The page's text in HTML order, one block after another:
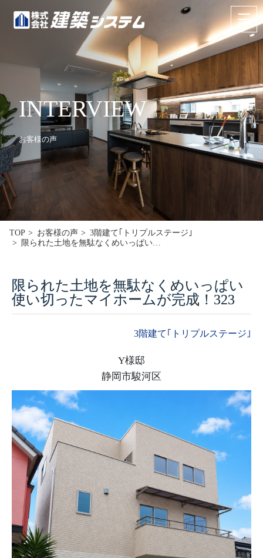
INTERVIEW
お客様の声
TOP お客様の声
3階建て｢トリプルステージ｣
限られた土地を無駄なくめいっぱい…
限られた土地を無駄なくめいっぱい
使い切ったマイホームが完成！323
3階建て｢トリプルステージ｣
Y様邸
静岡市駿河区
お問い合わせ 来場予約
HOME
イベント･見学情報
コンセプト
お客様の声
採用情報
コラム
会社案内
ZEH
不動産情報(土地･分譲地･中古住宅)
サイトマップ